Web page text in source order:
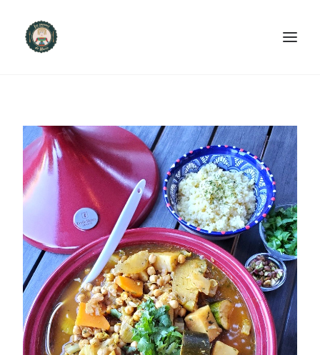
PRODUITS ET SERVICES
NOUS CONTACTER
RECETTES
SEARCH